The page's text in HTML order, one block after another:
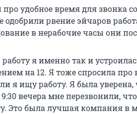
удобное время для звонка
одобрили рвение эйчаров
в нерабочие часы они
я именно так и
на 12. Я тоже спросила
я ищу работу. Я была уверена,
вечера мне перезвонили,
Это была лучшая компания в